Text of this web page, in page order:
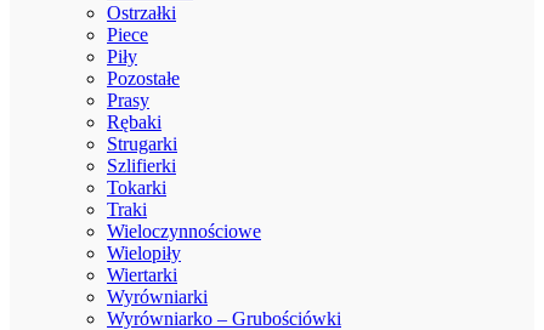
Ostrzałki
Piece
Piły
Pozostałe
Prasy
Rębaki
Strugarki
Szlifierki
Tokarki
Traki
Wieloczynnościowe
Wielopiły
Wiertarki
Wyrówniarki
Wyrówniarko – Grubościówki